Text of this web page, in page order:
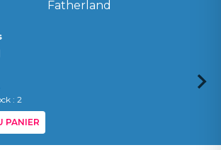
: 2
PANIER